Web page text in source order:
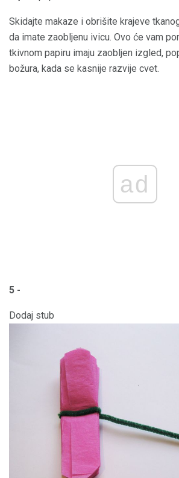
Skidajte makaze i obrišite krajeve
da imate zaobljenu ivicu. Ovo će vam
tkivnom papiru imaju zaobljen izgled,
božura, kada se kasnije razvije cvet.
ad
5 -
Dodaj stub